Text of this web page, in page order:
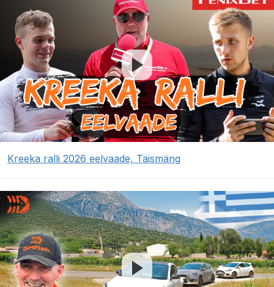
Kreeka ralli 2026 eelvaade, Täismäng